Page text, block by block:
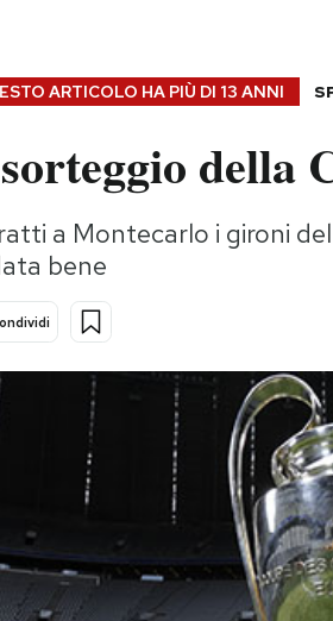
ARTICOLO HA PIÙ DI 13 ANNI
della
a Montecarlo i gironi
bene